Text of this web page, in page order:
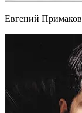
Евгений Примаков